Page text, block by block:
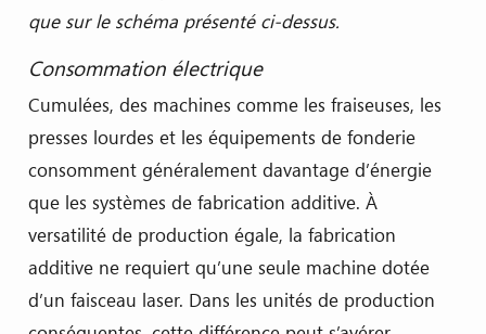
que sur le schéma présenté ci-dessus.
Consommation électrique
Cumulées, des machines comme les fraiseuses, les
presses lourdes et les équipements de fonderie
consomment généralement davantage d’énergie
que les systèmes de fabrication additive. À
versatilité de production égale, la fabrication
additive ne requiert qu’une seule machine dotée
d’un faisceau laser. Dans les unités de production